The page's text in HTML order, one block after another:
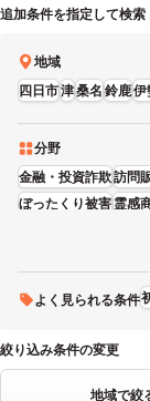
追加条件を指定して検索
地域
四日市津桑名鈴鹿伊
分野
金融・投資詐欺訪問
ぼったくり被害霊感
よく見られる条件
絞り込み条件の変更
地域で絞